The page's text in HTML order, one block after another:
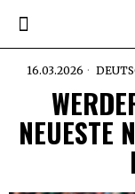
16.03.2026
NEUESTE